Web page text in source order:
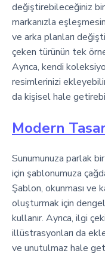
değiştirebileceğiniz
markanızla
ve arka planları
çeken türünün tek
Ayrıca, kendi
resimlerinizi
da kişisel hale
Modern
Sunumunuza parlak
için şablonumuza
Şablon, okunması ve
oluşturmak için
kullanır. Ayrıca, ilgi
illüstrasyonları da
ve unutulmaz hale